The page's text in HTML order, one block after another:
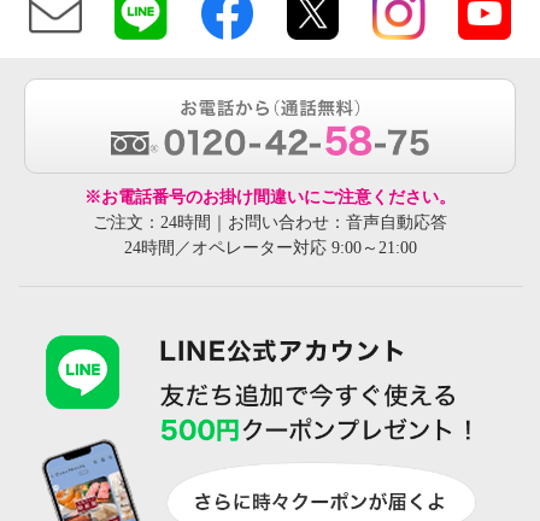
※お電話番号のお掛け間違いにご注意ください。
ご注文：24時間｜お問い合わせ：音声自動応答
24時間／オペレーター対応 9:00～21:00